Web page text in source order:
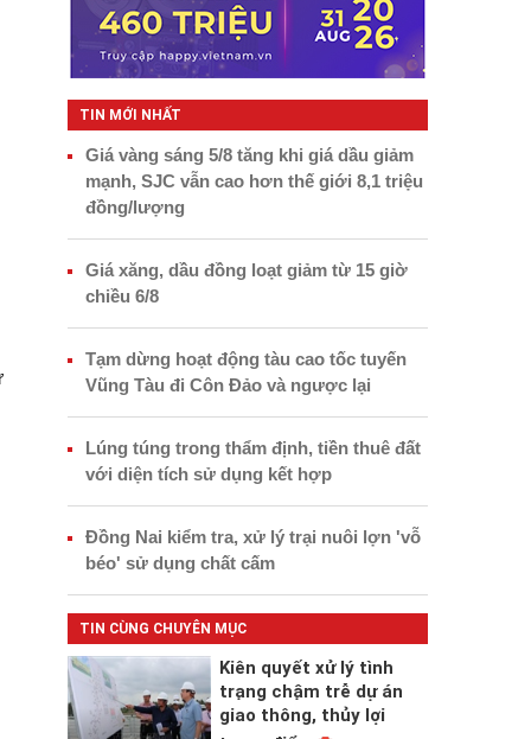
TIN MỚI NHẤT
Giá vàng sáng 5/8 tăng khi giá dầu giảm
mạnh, SJC vẫn cao hơn thế giới 8,1 triệu
đồng/lượng
Giá xăng, dầu đồng loạt giảm từ 15 giờ
chiều 6/8
Tạm dừng hoạt động tàu cao tốc tuyến
Vũng Tàu đi Côn Đảo và ngược lại
Lúng túng trong thẩm định, tiền thuê đất
với diện tích sử dụng kết hợp
Đồng Nai kiểm tra, xử lý trại nuôi lợn 'vỗ
béo' sử dụng chất cấm
TIN CÙNG CHUYÊN MỤC
Kiên quyết xử lý tình
trạng chậm trễ dự án
giao thông, thủy lợi